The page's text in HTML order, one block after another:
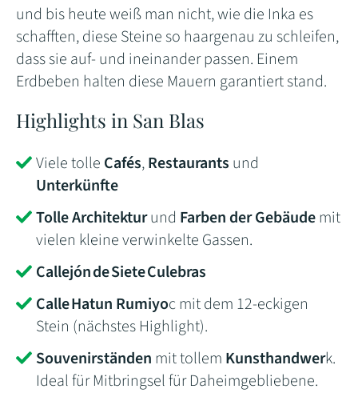
und bis heute weiß man nicht, wie die Inka es
schafften, diese Steine so haargenau zu schleifen,
dass sie auf- und ineinander passen. Einem
Erdbeben halten diese Mauern garantiert stand.
Highlights in San Blas
Viele tolle Cafés,Restaurants und
Unterkünfte
Tolle Architekturund Farben der Gebäudemit
vielen kleine verwinkelte Gassen.
Callejón de Siete Culebras
Calle Hatun Rumiyoc mit dem 12-eckigen
Stein (nächstes Highlight).
Souvenirständen mit tollem Kunsthandwerk.
Ideal für Mitbringsel für Daheimgebliebene.